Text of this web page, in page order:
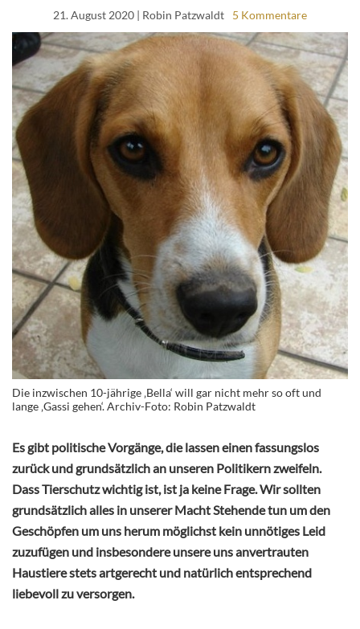
21. August 2020 | Robin Patzwaldt 5 Kommentare
Die inzwischen 10-jährige ‚Bella‘ will gar nicht mehr so oft und
lange ‚Gassi gehen‘. Archiv-Foto: Robin Patzwaldt
Es gibt politische Vorgänge, die lassen einen fassungslos
zurück und grundsätzlich an unseren Politikern zweifeln.
Dass Tierschutz wichtig ist, ist ja keine Frage. Wir sollten
grundsätzlich alles in unserer Macht Stehende tun um den
Geschöpfen um uns herum möglichst kein unnötiges Leid
zuzufügen und insbesondere unsere uns anvertrauten
Haustiere stets artgerecht und natürlich entsprechend
liebevoll zu versorgen.